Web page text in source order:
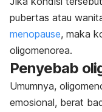
pubertas atau
menopause, maka
oligomenorea.
Penyebab
Umumnya,
emosional, berat